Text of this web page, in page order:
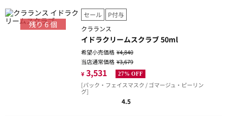
残り6個
セール
P付与
クラランス
イドラクリームスクラブ 50ml
希望小売価格¥4,840
当店通常価格¥3,679
¥ 3,531 27% OFF
[パック・フェイスマスク / ゴマージュ・ピーリン
グ]
4.5